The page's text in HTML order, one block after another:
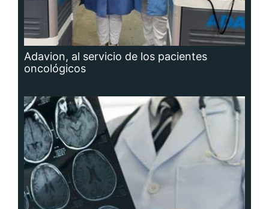
Adavion, al servicio de los pacientes
oncológicos